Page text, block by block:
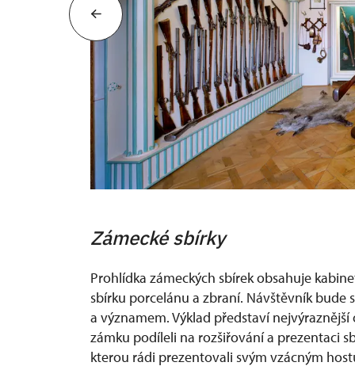
Zámecké sbírky
Prohlídka zámeckých sbírek obsahuje
sbírku porcelánu a zbraní. Návštěvník bude
a významem. Výklad představí
zámku podíleli na rozšiřování a prezentaci
kterou rádi prezentovali svým vzácným